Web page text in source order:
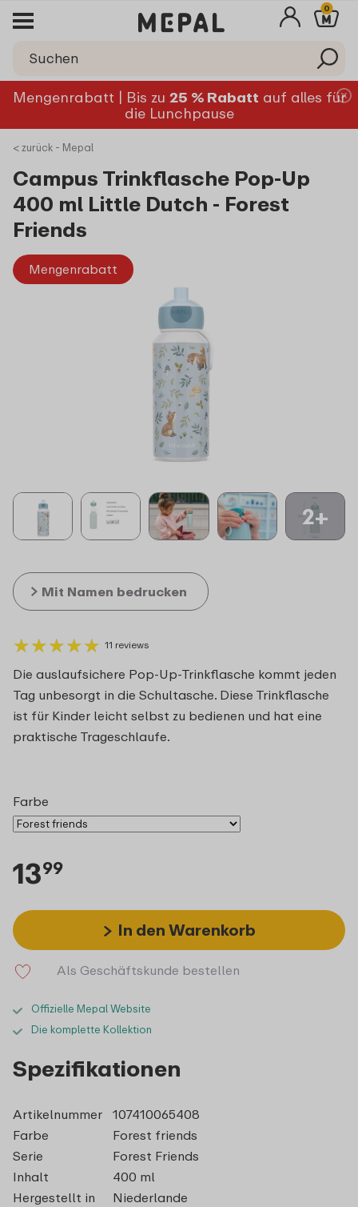
0
Mengenrabatt | Bis zu 25 % Rabatt auf alles für
die Lunchpause
< zurück - Mepal
Campus Trinkflasche Pop-Up
400 ml Little Dutch - Forest
Friends
Mengenrabatt
2+
★★★★★
★★★★★ 11 reviews
Die auslaufsichere Pop-Up-Trinkflasche kommt jeden
Tag unbesorgt in die Schultasche. Diese Trinkflasche
ist für Kinder leicht selbst zu bedienen und hat eine
praktische Trageschlaufe.
Mit Namen bedrucken
Farbe
1399
In den Warenkorb
Als Geschäftskunde bestellen
Offizielle Mepal Website
Die komplette Kollektion
Spezifikationen
Artikelnummer
107410065408
Farbe
Forest friends
Serie
Forest Friends
Inhalt
400 ml
Hergestellt in
Niederlande